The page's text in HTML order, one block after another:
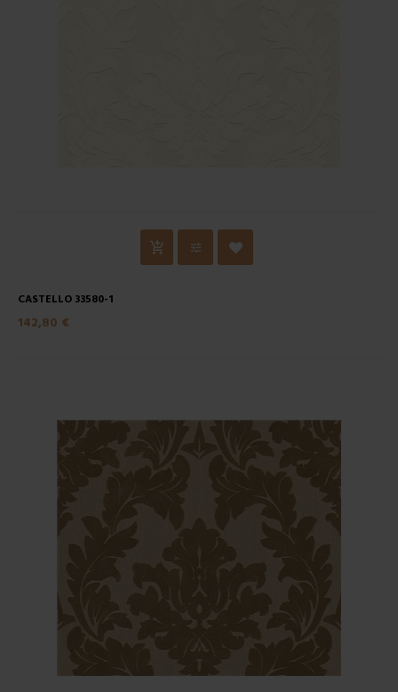
CASTELLO 33580-1
142,80 €